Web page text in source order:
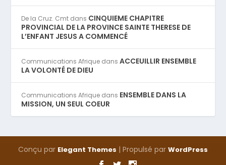
De la Cruz. Cmt dans CINQUIEME CHAPITRE
PROVINCIAL DE LA PROVINCE SAINTE THERESE DE
L’ENFANT JESUS A COMMENCÉ
Communications Afrique dansACCEUILLIR ENSEMBLE
LA VOLONTÉ DE DIEU
Communications Afrique dans ENSEMBLE DANS LA
MISSION, UN SEUL COEUR
Conçu par Elegant Themes | Propulsé par WordPress